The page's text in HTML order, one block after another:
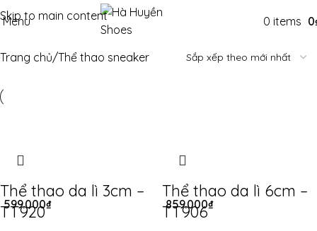
Skip to main content
Menu 0 items 0
Trang chủ Thể thao sneaker
Thể thao da lì 3cm –
TT920
599.000₫
Thể thao da lì 6cm –
TT906
859.000₫